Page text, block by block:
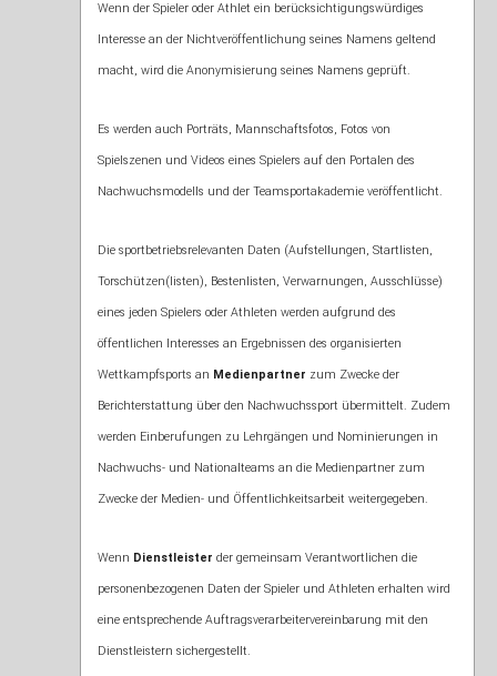
Wenn der Spieler oder Athlet ein berücksichtigungswürdiges
Interesse an der Nichtveröffentlichung seines Namens geltend
macht, wird die Anonymisierung seines Namens geprüft.
Es werden auch Porträts, Mannschaftsfotos, Fotos von
Spielszenen und Videos eines Spielers auf den Portalen des
Nachwuchsmodells und der Teamsportakademie veröffentlicht.
Die sportbetriebsrelevanten Daten (Aufstellungen, Startlisten,
Torschützen(listen), Bestenlisten, Verwarnungen, Ausschlüsse)
eines jeden Spielers oder Athleten werden aufgrund des
öffentlichen Interesses an Ergebnissen des organisierten
Wettkampfsports an Medienpartner zum Zwecke der
Berichterstattung über den Nachwuchssport übermittelt. Zudem
werden Einberufungen zu Lehrgängen und Nominierungen in
Nachwuchs- und Nationalteams an die Medienpartner zum
Zwecke der Medien- und Öffentlichkeitsarbeit weitergegeben.
Wenn Dienstleister der gemeinsam Verantwortlichen die
personenbezogenen Daten der Spieler und Athleten erhalten wird
eine entsprechende Auftragsverarbeitervereinbarung mit den
Dienstleistern sichergestellt.